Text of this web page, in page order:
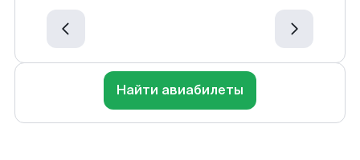
Найти авиабилеты